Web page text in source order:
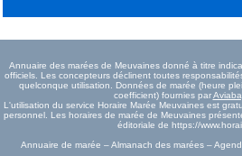
Annuaire des marées de Meuvaines donné à titre
officiels. Les concepteurs déclinent toutes
quelconque utilisation. Données de marée (heure
coefficient) fournies par
L'utilisation du service Horaire Marée Meuvaines est
personnel. Les horaires de marée de Meuvaines
éditoriale de https://
Annuaire de marée – Almanach des marées –